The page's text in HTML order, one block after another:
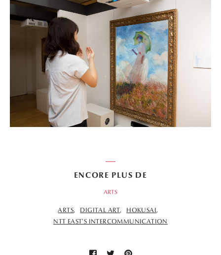
ENCORE PLUS DE
ARTS
ARTS DIGITAL ART
HOKUSAI
NTT EAST'S INTERCOMMUNICATION